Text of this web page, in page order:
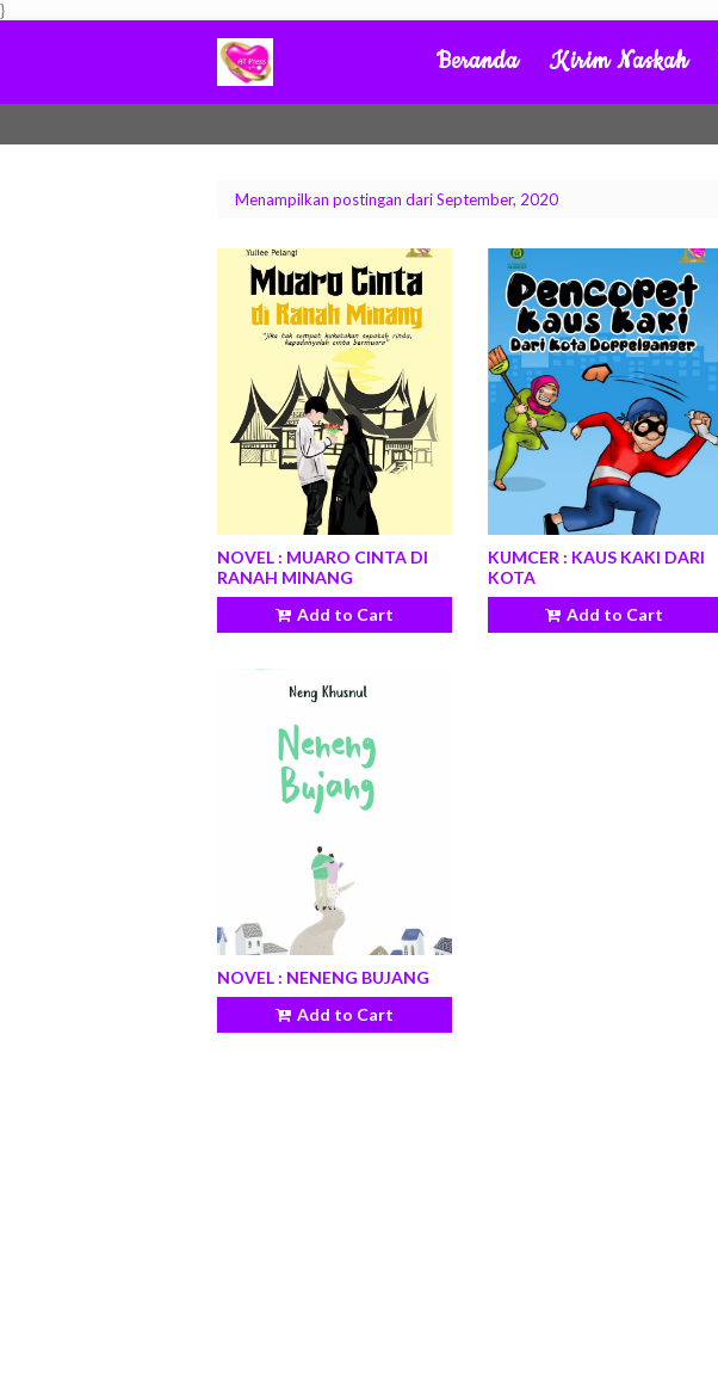
}
Beranda Kirim Naskah
Menampilkan postingan dari September, 2020
NOVEL : MUARO CINTA DI
RANAH MINANG
Add to Cart
KUMCER : KAUS KAKI DARI
KOTA
Add to Cart
NOVEL : NENENG BUJANG
Add to Cart